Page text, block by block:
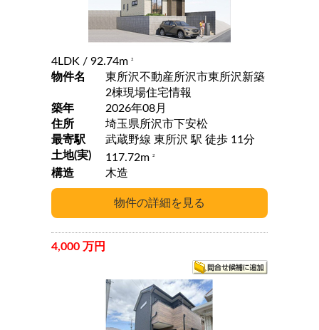
4LDK / 92.74m 2
物件名
東所沢不動産所沢市東所沢新築
2棟現場住宅情報
築年
2026年08月
住所
埼玉県所沢市下安松
最寄駅
武蔵野線 東所沢 駅 徒歩 11分
土地(実)
117.72m 2
構造 木造
4,000 万円